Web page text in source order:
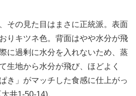
その見た目はまさに正統派。表面
りキツネ色。背面はやや水分が飛
に過剰に水分を入れないため、蒸
生地から水分が飛び、ほどよく
き」がマッチした食感に仕上がっ